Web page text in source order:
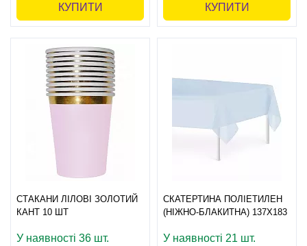
КУПИТИ КУПИТИ
СТАКАНИ ЛІЛОВІ ЗОЛОТИЙ
КАНТ 10 ШТ
У наявності 36 шт.
СКАТЕРТИНА ПОЛІЕТИЛЕН
(НІЖНО-БЛАКИТНА) 137Х183
У наявності 21 шт.